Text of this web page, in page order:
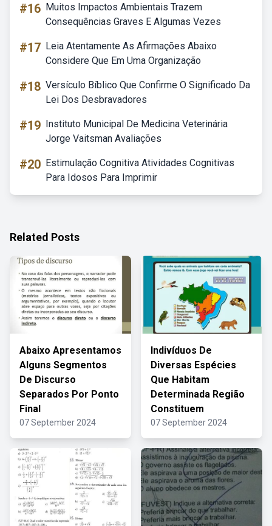
#16 Muitos Impactos Ambientais Trazem
Consequências Graves E Algumas Vezes
#17 Leia Atentamente As Afirmações Abaixo
Considere Que Em Uma Organização
#18 Versículo Bíblico Que Confirme O Significado Da
Lei Dos Desbravadores
#19 Instituto Municipal De Medicina Veterinária
Jorge Vaitsman Avaliações
#20 Estimulação Cognitiva Atividades Cognitivas
Para Idosos Para Imprimir
Related Posts
Abaixo Apresentamos
Alguns Segmentos
De Discurso
Separados Por Ponto
Final
07 September 2024
Indivíduos De
Diversas Espécies
Que Habitam
Determinada Região
Constituem
07 September 2024